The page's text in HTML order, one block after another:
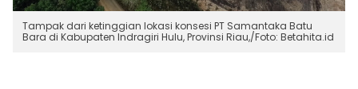
Tampak dari ketinggian lokasi konsesi PT Samantaka Batu
Bara di Kabupaten Indragiri Hulu, Provinsi Riau,/Foto: Betahita.id